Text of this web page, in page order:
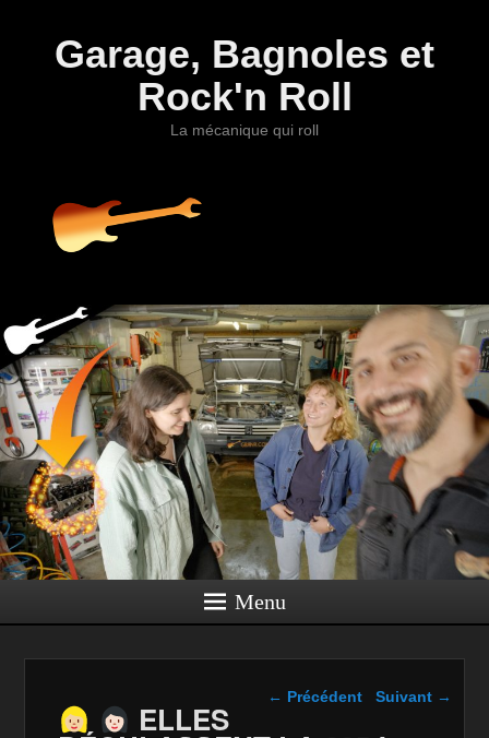
Garage, Bagnoles et
Rock'n Roll
La mécanique qui roll
Menu
Navigation dans les
← Précédent Suivant →
ELLES